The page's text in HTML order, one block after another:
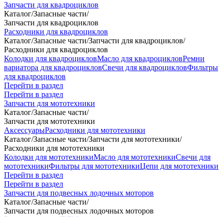
Запчасти для квадроциклов
Каталог/Запасные части/
Запчасти для квадроциклов
Расходники для квадроциклов
Каталог/Запасные части/Запчасти для квадроциклов/
Расходники для квадроциклов
Колодки для квадроцикловМасло для квадроцикловРемни
вариатора для квадроцикловСвечи для квадроцикловФильтры
для квадроциклов
Перейти в раздел
Перейти в раздел
Запчасти для мототехники
Каталог/Запасные части/
Запчасти для мототехники
АксессуарыРасходники для мототехники
Каталог/Запасные части/Запчасти для мототехники/
Расходники для мототехники
Колодки для мототехникиМасло для мототехникиСвечи для
мототехникиФильтры для мототехникиЦепи для мототехники
Перейти в раздел
Перейти в раздел
Запчасти для подвесных лодочных моторов
Каталог/Запасные части/
Запчасти для подвесных лодочных моторов